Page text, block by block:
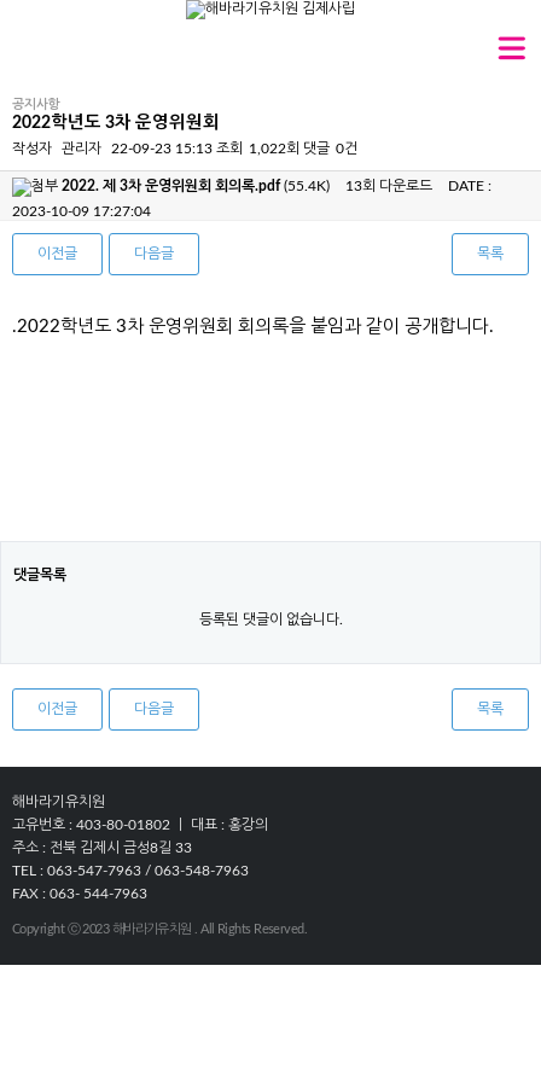
공지사항
2022학년도 3차 운영위원회
작성자 관리자 22-09-23 15:13 조회 1,022회 댓글 0건
2022. 제 3차 운영위원회 회의록.pdf(55.4K) 13회 다운로드
DATE :
2023-10-09 17:27:04
이전글 다음글 목록
.2022학년도 3차 운영위원회 회의록을 붙임과 같이 공개합니다.
댓글목록
등록된 댓글이 없습니다.
이전글 다음글 목록
해바라기유치원
고유번호 : 403-80-01802 ㅣ 대표 : 홍강의
주소 : 전북 김제시 금성8길 33
TEL : 063-547-7963 / 063-548-7963
FAX : 063- 544-7963
Copyright ⓒ 2023 해바라기유치원 . All Rights Reserved.